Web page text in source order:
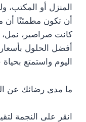
المنزل أو المكتب،
أن تكون مطمئنًا أن
كانت صراصير، نمل،
أفضل الحلول
اليوم واستمتع
ما مدى رضائك عن
انقر على النجمة